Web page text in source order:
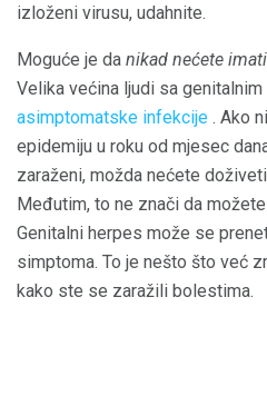
izloženi virusu, udahnite.
Moguće je da nikad nećete
Velika većina ljudi sa
asimptomatske infekcije . Ako
epidemiju u roku od mjesec
zaraženi, možda nećete
Međutim, to ne znači da
Genitalni herpes može se
simptoma. To je nešto što već
kako ste se zaražili bolestima.